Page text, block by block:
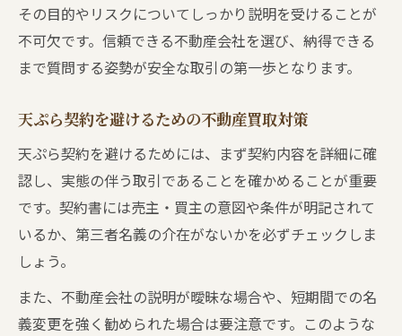
その目的やリスクについてしっかり説明を受けることが
不可欠です。信頼できる不動産会社を選び、納得できる
まで質問する姿勢が安全な取引の第一歩となります。
天ぷら契約を避けるための不動産買取対策
天ぷら契約を避けるためには、まず契約内容を詳細に確
認し、実態の伴う取引であることを確かめることが重要
です。契約書には売主・買主の意図や条件が明記されて
いるか、第三者名義の介在がないかを必ずチェックしま
しょう。
また、不動産会社の説明が曖昧な場合や、短期間での名
義変更を強く勧められた場合は要注意です。このような